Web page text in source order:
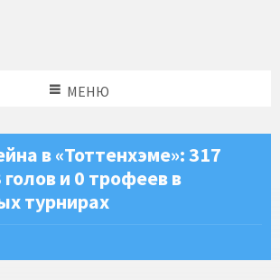
МЕНЮ
в «Тоттенхэме»: 317
и 0 трофеев в
турнирах